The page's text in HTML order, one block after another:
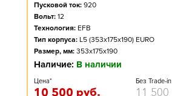
Пусковой ток: 920
Вольт: 12
Технология: EFB
Тип корпуса: L5 (353x175x190) EURO
Размер, мм: 353x175x190
Наличие: В наличии
Цена*
10 500 руб.
Без Trade-in
11 500